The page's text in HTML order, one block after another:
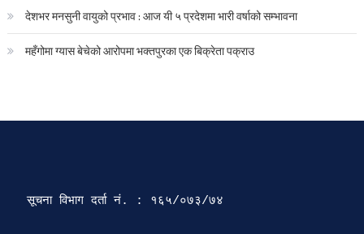
देशभर मनसुनी वायुको प्रभाव : आज यी ५ प्रदेशमा भारी वर्षाको सम्भावना
महँगोमा ग्यास बेचेको आरोपमा भक्तपुरका एक बिक्रेता पक्राउ
सूचना विभाग दर्ता‍ नं. : १६५/०७३/७४